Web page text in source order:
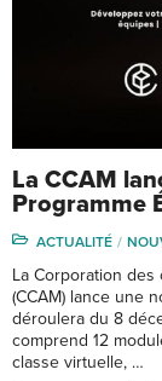
La CCAM
Programme
ACTUALITÉ
La Corporation des
(CCAM) lance une
déroulera du 8
comprend 12
classe virtuelle, …